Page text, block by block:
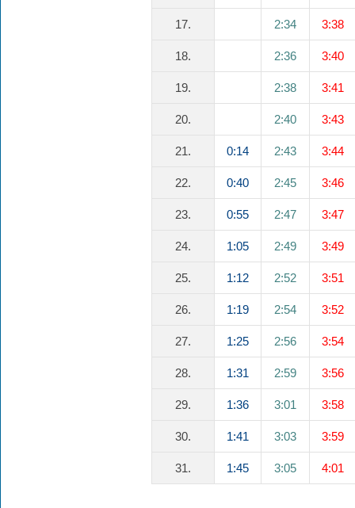
17. 2:34 3:38
18. 2:36 3:40
19. 2:38 3:41
20. 2:40 3:43
21. 0:14 2:43 3:44
22. 0:40 2:45 3:46
23. 0:55 2:47 3:47
24. 1:05 2:49 3:49
25. 1:12 2:52 3:51
26. 1:19 2:54 3:52
27. 1:25 2:56 3:54
28. 1:31 2:59 3:56
29. 1:36 3:01 3:58
30. 1:41 3:03 3:59
31. 1:45 3:05 4:01